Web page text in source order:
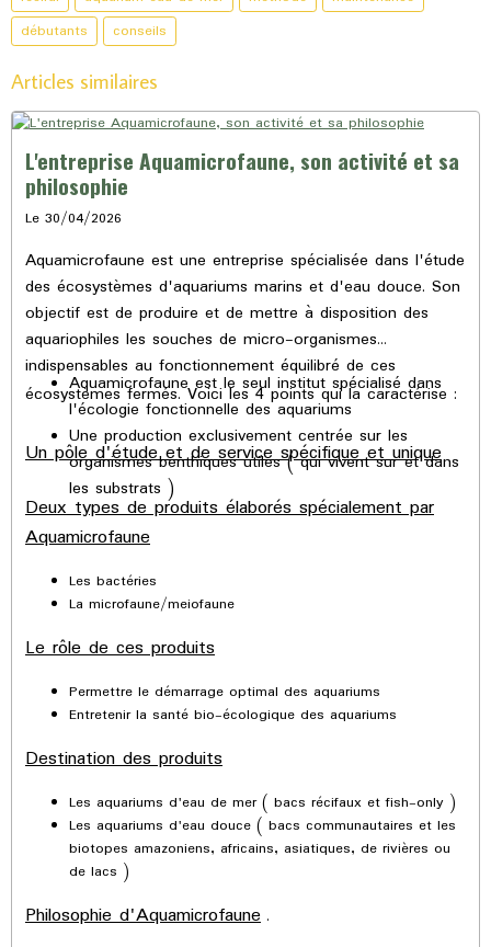
débutants
conseils
Articles similaires
L'entreprise Aquamicrofaune, son activité et sa
philosophie
Le 30/04/2026
Aquamicrofaune est une entreprise spécialisée dans l'étude
des écosystèmes d'aquariums marins et d'eau douce. Son
objectif est de produire et de mettre à disposition des
aquariophiles les souches de micro-organismes
indispensables au fonctionnement équilibré de ces
écosystèmes fermés. Voici les 4 points qui la caractérise :
Un pôle d'étude et de service spécifique et unique
Aquamicrofaune est le seul institut spécialisé dans
l'écologie fonctionnelle des aquariums
Une production exclusivement centrée sur les
organismes benthiques utiles ( qui vivent sur et dans
les substrats )
Deux types de produits élaborés spécialement par
Aquamicrofaune
Les bactéries
La microfaune/meiofaune
Le rôle de ces produits
Permettre le démarrage optimal des aquariums
Entretenir la santé bio-écologique des aquariums
Destination des produits
Les aquariums d'eau de mer ( bacs récifaux et fish-only )
Les aquariums d'eau douce ( bacs communautaires et les
biotopes amazoniens, africains, asiatiques, de rivières ou
de lacs )
Philosophie d'Aquamicrofaune .